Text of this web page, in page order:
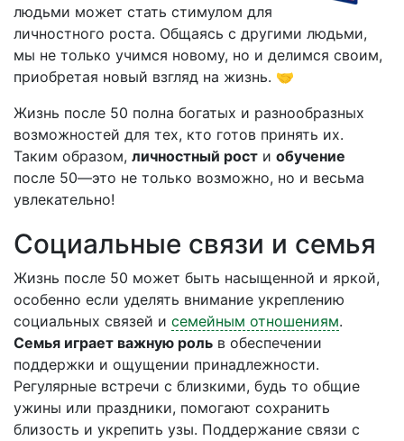
людьми может стать стимулом для
личностного роста. Общаясь с другими людьми,
мы не только учимся новому, но и делимся своим,
приобретая новый взгляд на жизнь. 🤝
Жизнь после 50 полна богатых и разнообразных
возможностей для тех, кто готов принять их.
Таким образом, личностный рост и обучение
после 50—это не только возможно, но и весьма
увлекательно!
Социальные связи и семья
Жизнь после 50 может быть насыщенной и яркой,
особенно если уделять внимание укреплению
социальных связей и семейным отношениям.
Семья играет важную роль в обеспечении
поддержки и ощущении принадлежности.
Регулярные встречи с близкими, будь то общие
ужины или праздники, помогают сохранить
близость и укрепить узы. Поддержание связи с